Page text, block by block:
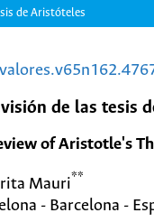
de Aristóteles